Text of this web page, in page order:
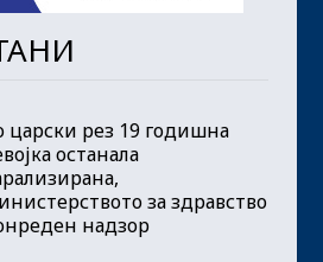
царски рез 19 годишна
останала
за здравство
надзор